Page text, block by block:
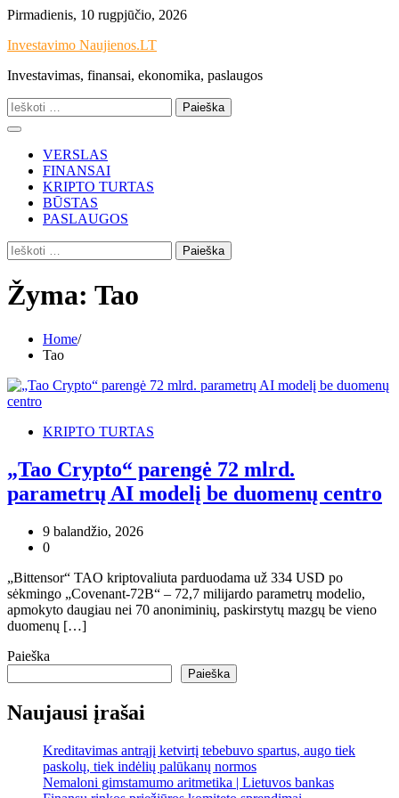
Skip
content
Pirmadienis, 10 rugpjūčio, 2026
Investavimo Naujienos.LT
Investavimas, finansai, ekonomika, paslaugos
Ieškoti:
VERSLAS
FINANSAI
KRIPTO TURTAS
BŪSTAS
PASLAUGOS
Ieškoti:
Žyma: Tao
Home
Tao
KRIPTO TURTAS
„Tao Crypto“ parengė 72 mlrd.
parametrų AI modelį be duomenų centro
9 balandžio, 2026
0
„Bittensor“ TAO kriptovaliuta parduodama už 334 USD po
sėkmingo „Covenant-72B“ – 72,7 milijardo parametrų modelio,
apmokyto daugiau nei 70 anoniminių, paskirstytų mazgų be vieno
duomenų […]
Paieška
Paieška
Naujausi įrašai
Kreditavimas antrąjį ketvirtį tebebuvo spartus, augo tiek
paskolų, tiek indėlių palūkanų normos
Nemaloni gimstamumo aritmetika | Lietuvos bankas